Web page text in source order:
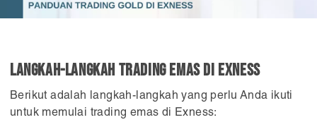
Langkah-langkah Trading Emas di Exness
Berikut adalah langkah-langkah yang perlu Anda ikuti
untuk memulai trading emas di Exness: